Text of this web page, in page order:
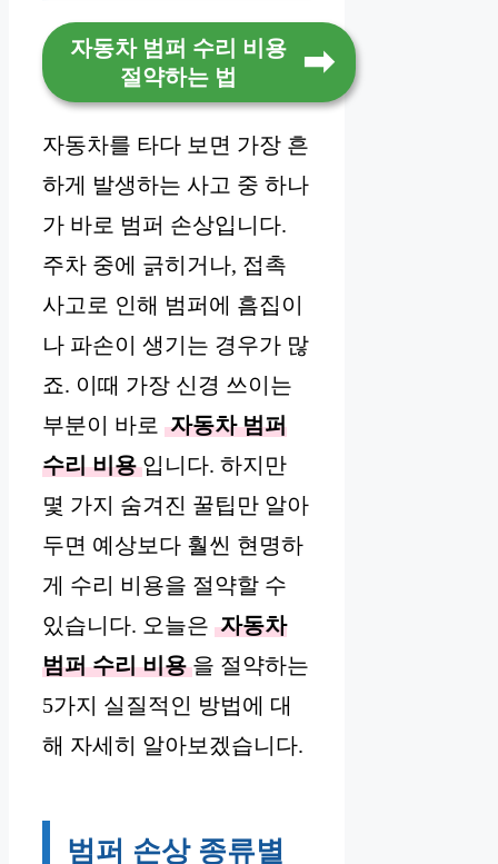
자동차 범퍼 수리 비용
절약하는 법
자동차를 타다 보면 가장 흔
하게 발생하는 사고 중 하나
가 바로 범퍼 손상입니다.
주차 중에 긁히거나, 접촉
사고로 인해 범퍼에 흠집이
나 파손이 생기는 경우가 많
죠. 이때 가장 신경 쓰이는
부분이 바로 자동차 범퍼
수리 비용 입니다. 하지만
몇 가지 숨겨진 꿀팁만 알아
두면 예상보다 훨씬 현명하
게 수리 비용을 절약할 수
있습니다. 오늘은 자동차
범퍼 수리 비용 을 절약하는
5가지 실질적인 방법에 대
해 자세히 알아보겠습니다.
범퍼 손상 종류별